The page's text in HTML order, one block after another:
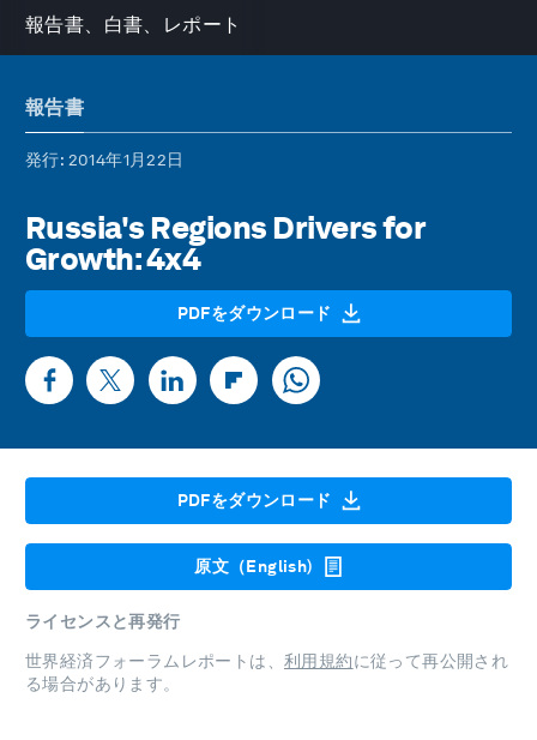
報告書、白書、レポート
報告書
発行: 2014年1月22日
Russia's Regions Drivers for
Growth: 4x4
PDFをダウンロード
PDFをダウンロード
原文（English)
ライセンスと再発行
世界経済フォーラムレポートは、 利用規約に従って再公開され
る場合があります。